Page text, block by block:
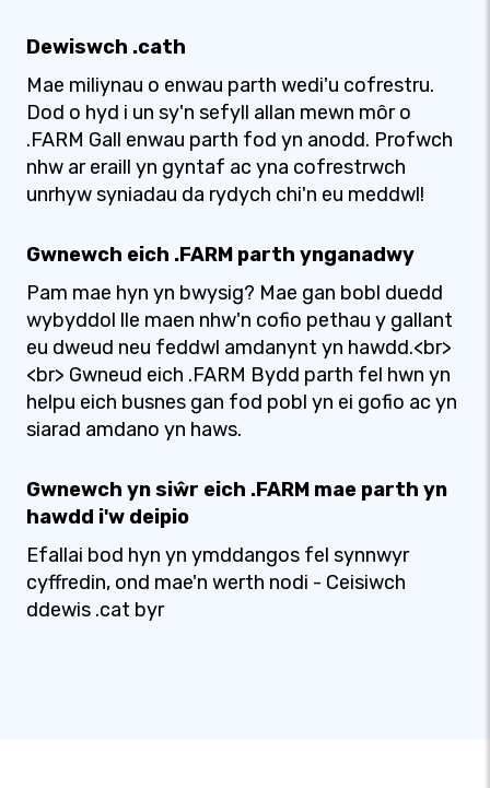
Dewiswch .cath
Mae miliynau o enwau parth wedi'u cofrestru.
Dod o hyd i un sy'n sefyll allan mewn môr o
.FARM Gall enwau parth fod yn anodd. Profwch
nhw ar eraill yn gyntaf ac yna cofrestrwch
unrhyw syniadau da rydych chi'n eu meddwl!
Gwnewch eich .FARM parth ynganadwy
Pam mae hyn yn bwysig? Mae gan bobl duedd
wybyddol lle maen nhw'n cofio pethau y gallant
eu dweud neu feddwl amdanynt yn hawdd.<br>
<br> Gwneud eich .FARM Bydd parth fel hwn yn
helpu eich busnes gan fod pobl yn ei gofio ac yn
siarad amdano yn haws.
Gwnewch yn siŵr eich .FARM mae parth yn
hawdd i'w deipio
Efallai bod hyn yn ymddangos fel synnwyr
cyffredin, ond mae'n werth nodi - Ceisiwch
ddewis .cat byr